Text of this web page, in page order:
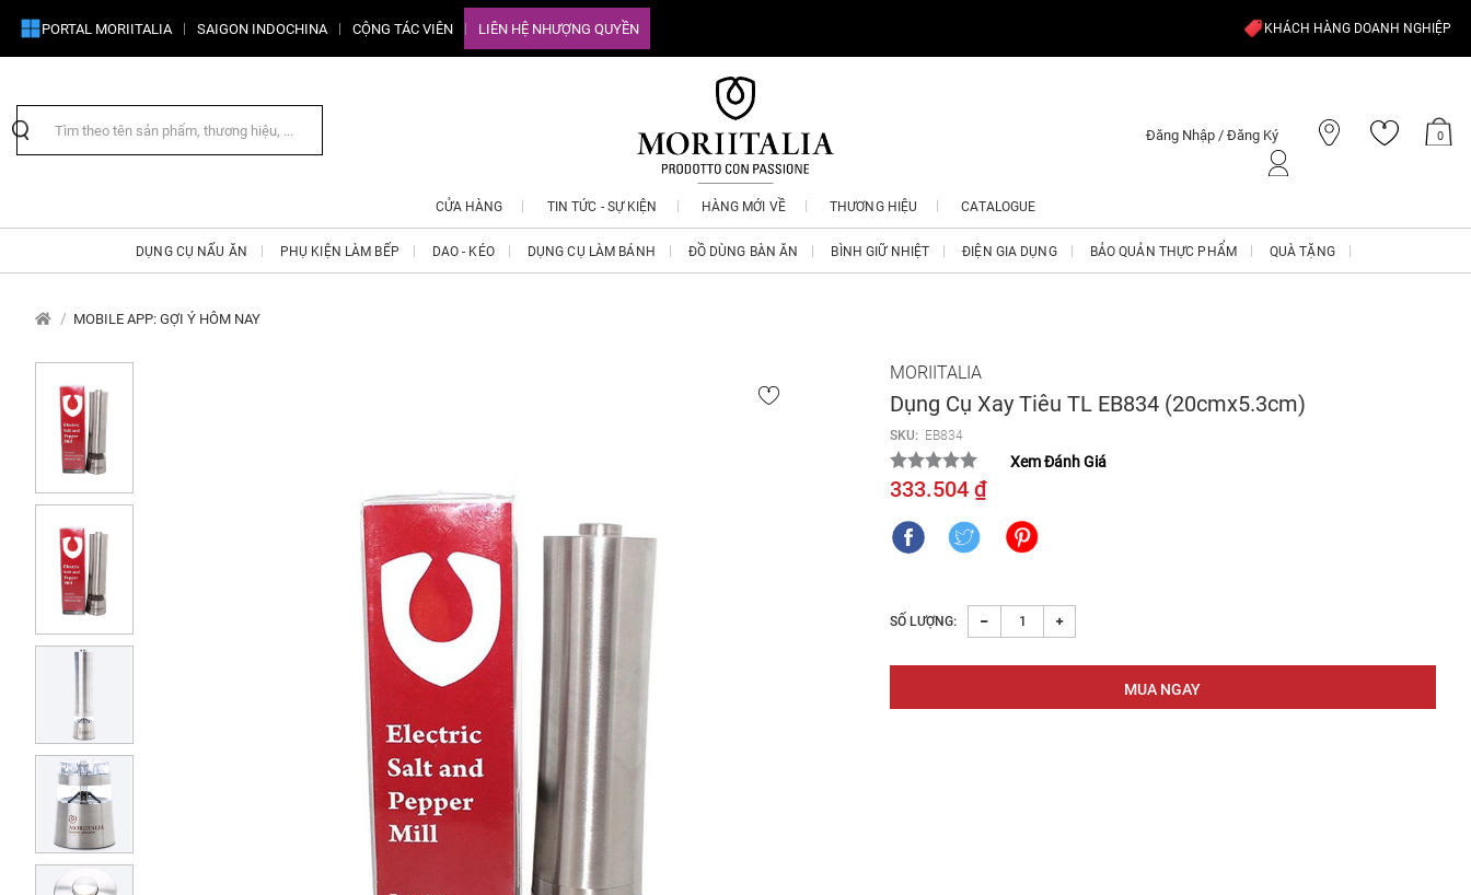
PORTAL MORIITALIA SAIGON INDOCHINA CỘNG TÁC VIÊN LIÊN HỆ NHƯỢNG QUYỀN KHÁCH HÀNG DOANH NGHIỆP
Đăng Nhập / Đăng Ký 0
CỬA HÀNG TIN TỨC - SỰ KIỆN HÀNG MỚI VỀ THƯƠNG HIỆU CATALOGUE
DỤNG CỤ NẤU ĂN PHỤ KIỆN LÀM BẾP DAO - KÉO DỤNG CỤ LÀM BÁNH ĐỒ DÙNG BÀN ĂN BÌNH GIỮ NHIỆT ĐIỆN GIA DỤNG BẢO QUẢN THỰC PHẨM QUÀ TẶNG
MOBILE APP: GỢI Ý HÔM NAY
MORIITALIA
Dụng Cụ Xay Tiêu TL EB834 (20cmx5.3cm)
SKU: EB834
Xem Đánh Giá
333.504 ₫
SỐ LƯỢNG: